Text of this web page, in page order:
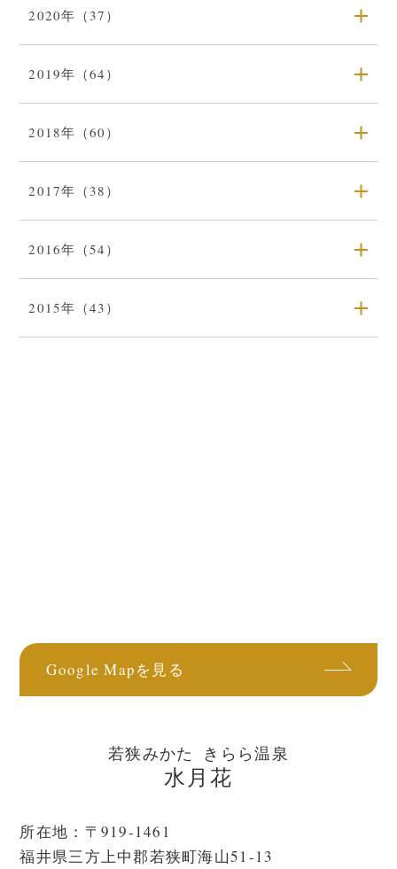
2020年（37）
2019年（64）
2018年（60）
2017年（38）
2016年（54）
2015年（43）
Google Mapを見る
若狭みかた きらら温泉
水月花
所在地：〒919-1461
福井県三方上中郡若狭町海山51-13